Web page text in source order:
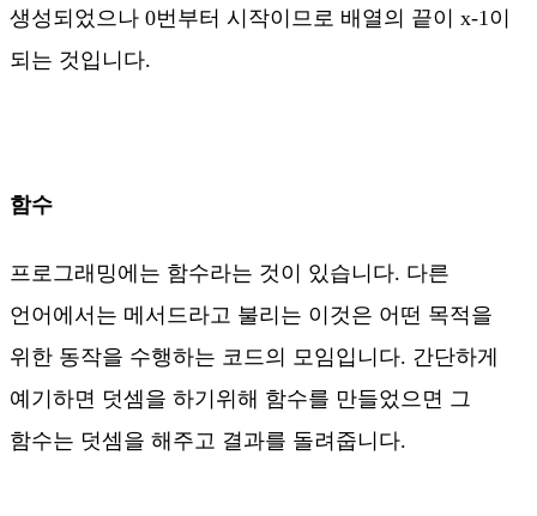
생성되었으나 0번부터 시작이므로 배열의 끝이 x-1이
되는 것입니다.
함수
프로그래밍에는 함수라는 것이 있습니다. 다른
언어에서는 메서드라고 불리는 이것은 어떤 목적을
위한 동작을 수행하는 코드의 모임입니다. 간단하게
예기하면 덧셈을 하기위해 함수를 만들었으면 그
함수는 덧셈을 해주고 결과를 돌려줍니다.